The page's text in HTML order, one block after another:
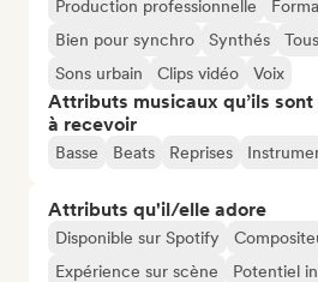
Production professionnelle
Bien pour synchro
Synthés
Sons urbain
Clips vidéo Voix
Attributs musicaux qu’ils
à recevoir
Basse Beats Reprises
Attributs qu'il/elle adore
Disponible sur Spotify
Expérience sur scène
Potentiel